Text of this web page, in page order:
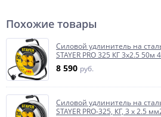
Похожие товары
Силовой удлинитель на
STAYER PRO 325 КГ 3х2.5 50м
8 590 руб.
Силовой удлинитель на
STAYER PRO-325, КГ, 3 х 2.5